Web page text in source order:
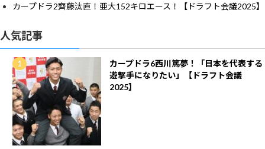
カープドラ2齊藤汰直！亜大152キロエース！【ドラフト会議2025】
人気記事
カープドラ6西川篤夢！「日本を代表する
遊撃手になりたい」【ドラフト会議
2025】